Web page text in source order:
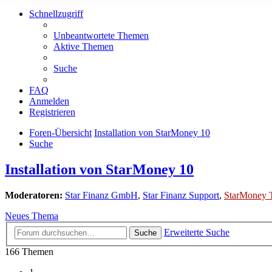
Schnellzugriff
Unbeantwortete Themen
Aktive Themen
Suche
FAQ
Anmelden
Registrieren
Foren-Übersicht Installation von StarMoney 10
Suche
Installation von StarMoney 10
Moderatoren: Star Finanz GmbH, Star Finanz Support, StarMoney
Neues Thema
Suche
Erweiterte Suche
166 Themen